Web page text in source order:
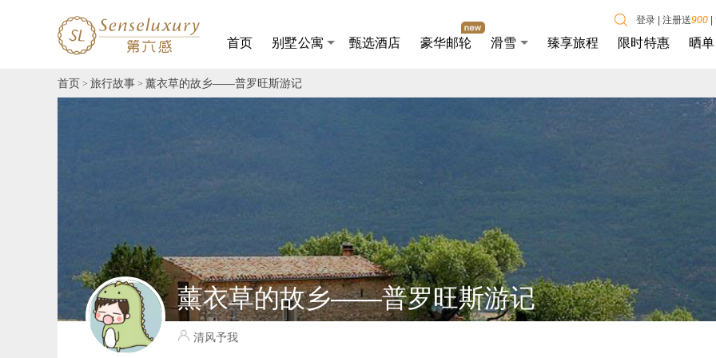
首页 别墅公寓 甄选酒店 豪华邮轮 滑雪 臻享旅程 限时特惠 晒单
登录 | 注册送900 |
首页 > 旅行故事 > 薰衣草的故乡——普罗旺斯游记
薰衣草的故乡——普罗旺斯游记
清风予我